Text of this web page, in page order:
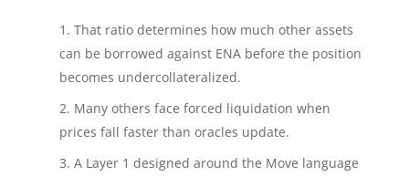
That ratio determines how much other assets
can be borrowed against ENA before the position
becomes undercollateralized.
Many others face forced liquidation when
prices fall faster than oracles update.
A Layer 1 designed around the Move language